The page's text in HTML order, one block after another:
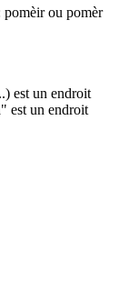
ou pomèr
est un endroit
est un endroit